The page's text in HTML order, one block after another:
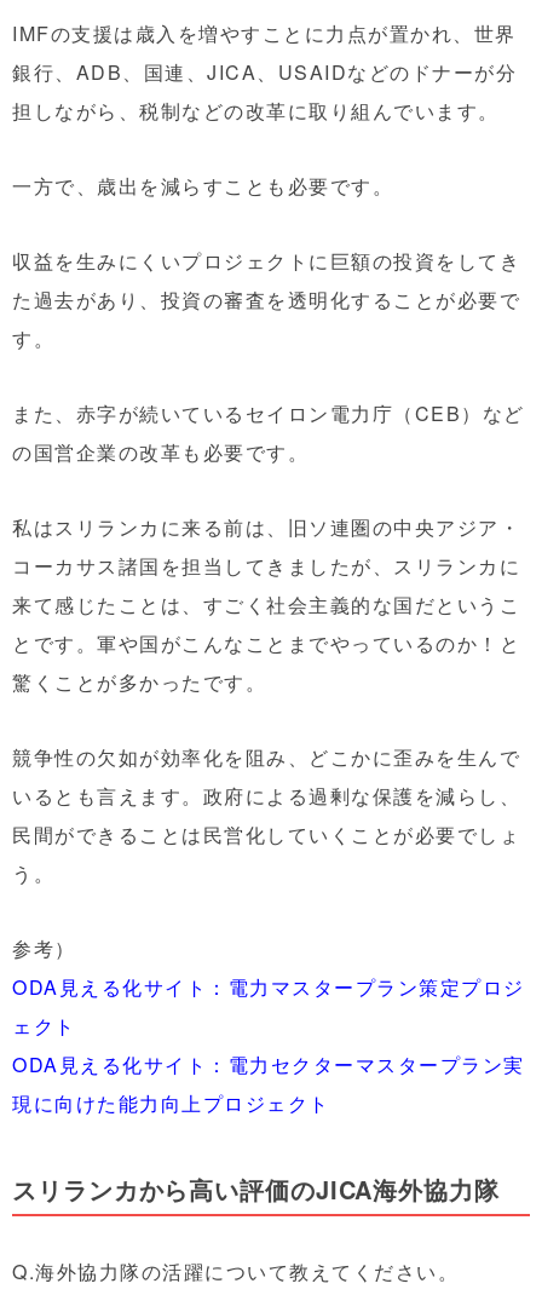
IMFの支援は歳入を増やすことに力点が置かれ、世界
銀行、ADB、国連、JICA、USAIDなどのドナーが分
担しながら、税制などの改革に取り組んでいます。
一方で、歳出を減らすことも必要です。
収益を生みにくいプロジェクトに巨額の投資をしてき
た過去があり、投資の審査を透明化することが必要で
す。
また、赤字が続いているセイロン電力庁（CEB）など
の国営企業の改革も必要です。
私はスリランカに来る前は、旧ソ連圏の中央アジア・
コーカサス諸国を担当してきましたが、スリランカに
来て感じたことは、すごく社会主義的な国だというこ
とです。軍や国がこんなことまでやっているのか！と
驚くことが多かったです。
競争性の欠如が効率化を阻み、どこかに歪みを生んで
いるとも言えます。政府による過剰な保護を減らし、
民間ができることは民営化していくことが必要でしょ
う。
参考）
ODA見える化サイト：電力マスタープラン策定プロジ
ェクト
ODA見える化サイト：電力セクターマスタープラン実
現に向けた能力向上プロジェクト
スリランカから高い評価のJICA海外協力隊
Q.海外協力隊の活躍について教えてください。